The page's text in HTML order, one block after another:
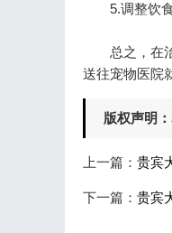
5.调整饮食
总之，在治
送往宠物医院
版权声明：
上一篇： 贵宾
下一篇： 贵宾